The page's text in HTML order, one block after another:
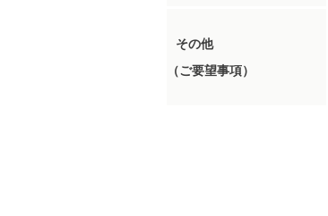
その他
（ご要望事項）